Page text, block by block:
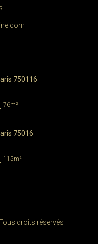
750116
76m²
75016
115m²
droits réservés